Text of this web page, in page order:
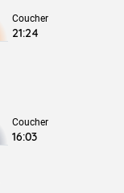
Coucher
21:24
Coucher
16:03